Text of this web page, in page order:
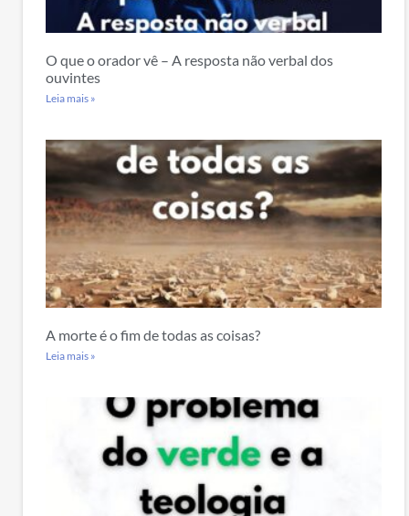
O que o orador vê – A resposta não verbal dos
ouvintes
Leia mais »
A morte é o fim de todas as coisas?
Leia mais »